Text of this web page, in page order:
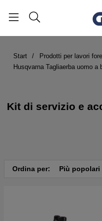
Start
Prodotti per lavori
Husqvarna Tagliaerba uomo a
Kit di servizio e
Ordina per: Più popolari